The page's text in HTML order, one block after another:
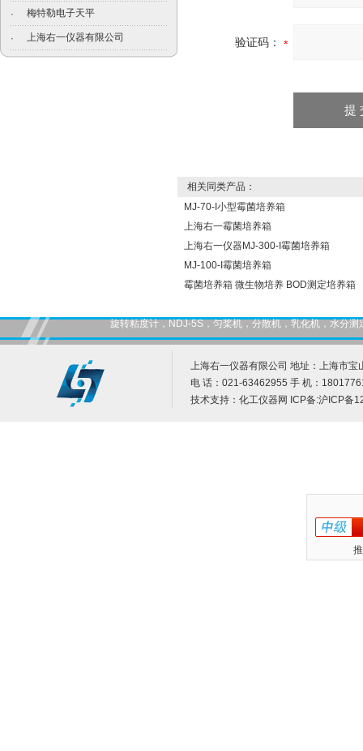
· 梅特勒电子天平
· 上海右一仪器有限公司 验证码：
相关同类产品：
MJ-70-I小型霉菌培养箱
上海右一霉菌培养箱
上海右一仪器MJ-300-I霉菌培养箱
MJ-100-I霉菌培养箱
霉菌培养箱 微生物培养 BOD测定培养箱
旋转粘度计，NDJ-5S，匀桨机，分散机，乳化机，水分
上海右一仪器有限公司 地址：上海市宝
电 话：021-63462955 手 机：
技术支持： 化工仪器网 ICP备:沪ICP备